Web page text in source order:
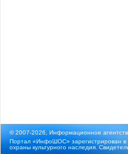
© 2007-2026, Информационное
Портал «ИнфоШОС» зарегистрирован в
охраны культурного наследия.